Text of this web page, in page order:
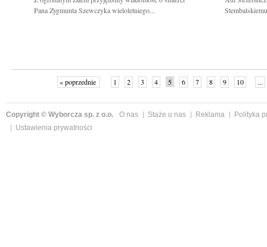
Pana Zygmunta Szewczyka wieloletniego...
« poprzednie 1 2 3 4 5 6 7 8 9 10 ...
Copyright © Wyborcza sp. z o.o. O nas Staże u nas Reklama
Polityka
Ustawienia prywatności